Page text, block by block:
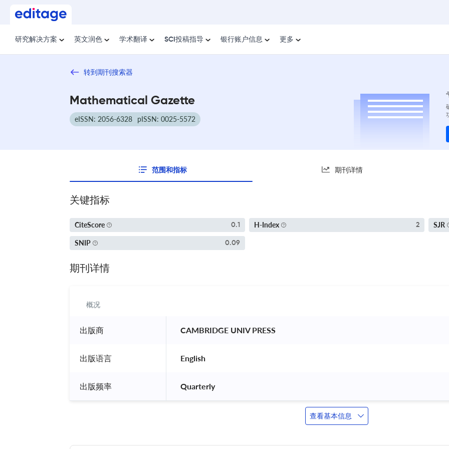
研究解决方案 英文润色 学术翻译 SCI投稿指导 银行账户信息 更多
转到期刊搜索器
Mathematical Gazette
eISSN: 2056-6328 pISSN: 0025-5572
范围和指标 期刊详情
关键指标
CiteScore 0.1 H-Index 2 SJR
SNIP 0.09
期刊详情
概况
出版商 CAMBRIDGE UNIV PRESS
出版语言 English
出版频率 Quarterly
查看基本信息